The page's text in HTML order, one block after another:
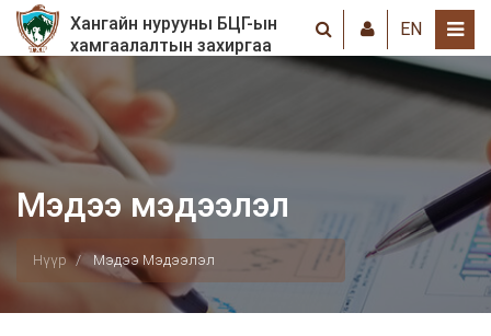
Хангайн нурууны БЦГ-ын
хамгаалалтын захиргаа
EN
Мэдээ мэдээлэл
Нүүр Мэдээ Мэдээлэл